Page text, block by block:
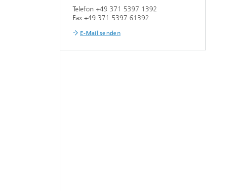
Telefon +49 371 5397 1392
Fax +49 371 5397 61392
E-Mail senden